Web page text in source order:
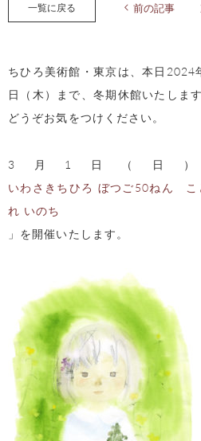
一覧に戻る 前の記事
ちひろ美術館・東京は、本日
日（木）まで、冬期休館いたしま
どうぞお気をつけください。
3月1日（日
いわさきちひろ ぼつご50ねん
れ いのち
」を開催いたします。